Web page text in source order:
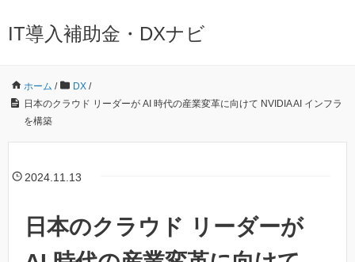
IT導入補助金・DXナビ
ホーム / DX /
日本のクラウド リーダーが AI 時代の産業変革に向けて NVIDIA AI インフラ
を構築
2024.11.13
日本のクラウド リーダーが